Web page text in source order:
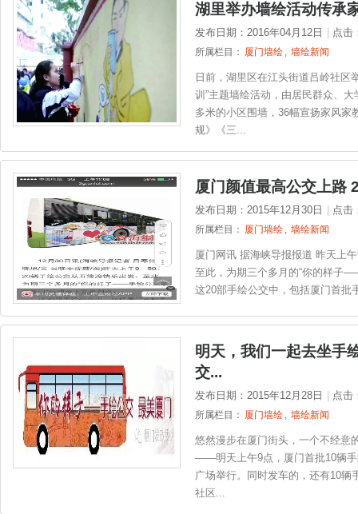
湖里举办墙绘活动传承
发布日期：2016年04月12日 点击
所属栏目： 厦门墙绘 , 墙绘新闻
日前，湖里区在江头街道吕岭社区
训”主题墙绘活动，由居民群众、
多米的小区围墙，36幅宣扬家风家
规》《三...
厦门颜值最高公交上路
发布日期：2015年12月30日 点击
所属栏目： 厦门墙绘 , 墙绘新闻
厦门网讯 据海峡导报报道 昨天上
至此，为期三个多月的“你的样子
这20部手绘公交中，包括厦门首批
明天，我们一起去坐手
交...
发布日期：2015年12月28日 点击
所属栏目： 厦门墙绘 , 墙绘新闻
悠然漫步在厦门街头，一个不经意
——明天上午9点，厦门首批10辆手
广场举行。同时发车的，还有10辆
社区...